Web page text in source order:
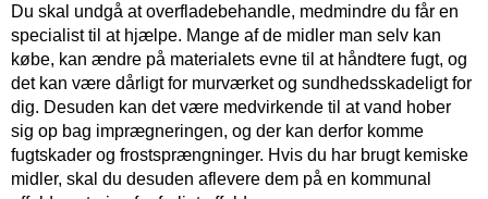
Du skal undgå at overfladebehandle, medmindre du får en
specialist til at hjælpe. Mange af de midler man selv kan
købe, kan ændre på materialets evne til at håndtere fugt, og
det kan være dårligt for murværket og sundhedsskadeligt for
dig. Desuden kan det være medvirkende til at vand hober
sig op bag imprægneringen, og der kan derfor komme
fugtskader og frostsprængninger. Hvis du har brugt kemiske
midler, skal du desuden aflevere dem på en kommunal